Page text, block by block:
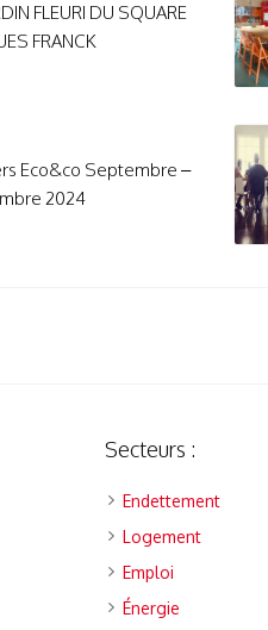
FLEURI DU SQUARE
FRANCK
Eco&co Septembre –
2024
Secteurs :
Endettement
Logement
Emploi
Énergie